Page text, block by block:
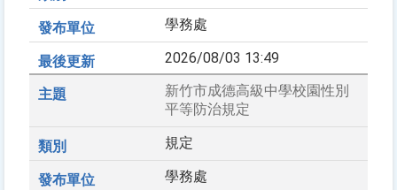
學務處
2026/08/03 13:49
新竹市成德高級中學校園性別
平等防治規定
規定
學務處